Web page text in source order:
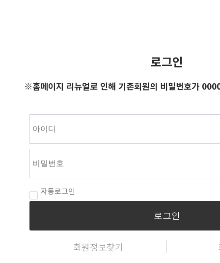
로그인
※홈페이지 리뉴얼로 인해 기존회원의 비밀번호가
자동로그인
로그인
회원정보찾기